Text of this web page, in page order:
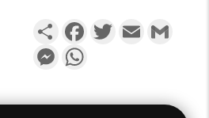
PartagerFacebookTwitterEmail
Messenger